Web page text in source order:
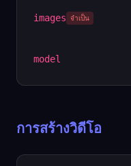
images จำเป็น
model
การสร้างวิดีโอ